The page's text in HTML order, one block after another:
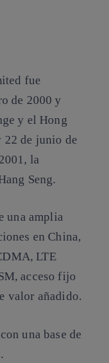
fue
de 2000 y
y el Hong
22 de junio de
la
Seng.
una amplia
en China,
LTE
acceso fijo
valor añadido.
una base de